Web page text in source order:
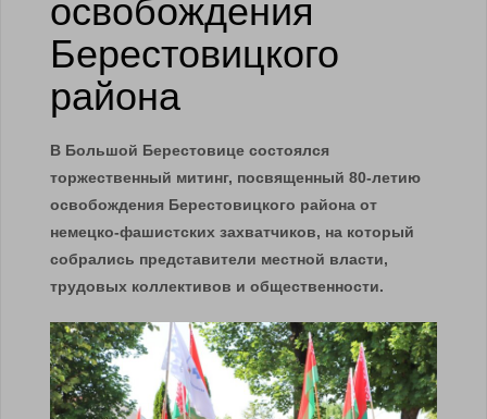
Берестовицкого
района
В Большой Берестовице состоялся
торжественный митинг, посвященный 80-летию
освобождения Берестовицкого района от
немецко-фашистских захватчиков, на который
собрались представители местной власти,
трудовых коллективов и общественности.